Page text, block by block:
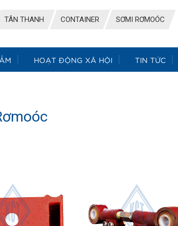
TÂN THANH CONTAINER SƠMI RƠMOÓC
HOẠT ĐỘNG XÃ HỘI TIN TỨC